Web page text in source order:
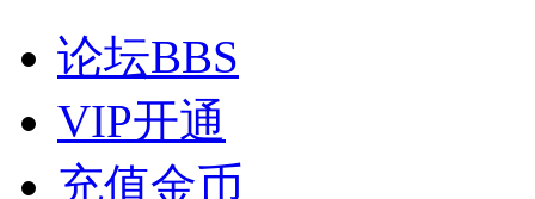
论坛BBS
VIP开通
充值金币